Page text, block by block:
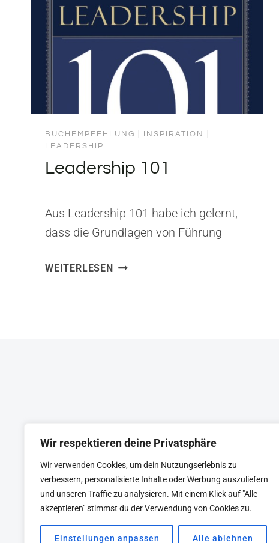
Wir respektieren deine Privatsphäre
Wir verwenden Cookies, um dein Nutzungserlebnis zu
verbessern, personalisierte Inhalte oder Werbung auszuliefern
und unseren Traffic zu analysieren. Mit einem Klick auf "Alle
akzeptieren" stimmst du der Verwendung von Cookies zu.
Einstellungen anpassen Alle ablehnen
BUCHEMPFEHLUNG INSPIRATION
LEADERSHIP
Leadership 101
Aus Leadership 101 habe ich gelernt,
dass die Grundlagen von Führung
Mut und Integrität keine
WEITERLESENLEADERSHIP
KEYNOTE BEIRAT CTRL+ALT+LEAD